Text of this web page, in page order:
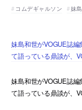
コムデギャルソン
妹
妹島和世がVOGUE誌
て語っている鼎談が、
妹島和世がVOGUE誌
て語っている鼎談が、